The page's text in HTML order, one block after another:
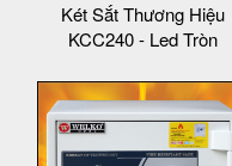
Két Sắt Thương Hiệu
KCC240 - Led Tròn